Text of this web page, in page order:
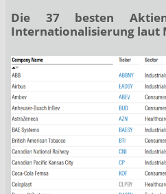
Die 37 besten
Internationalisierung laut